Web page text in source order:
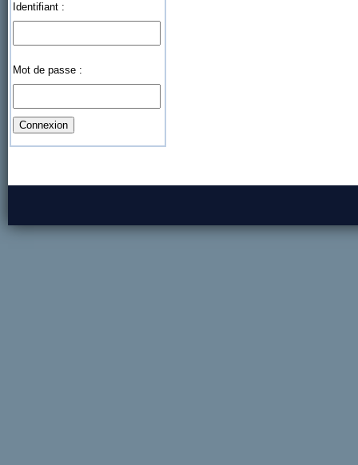
Identifiant :
Mot de passe :